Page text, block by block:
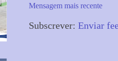
Mensagem mais recente
Subscrever: Enviar